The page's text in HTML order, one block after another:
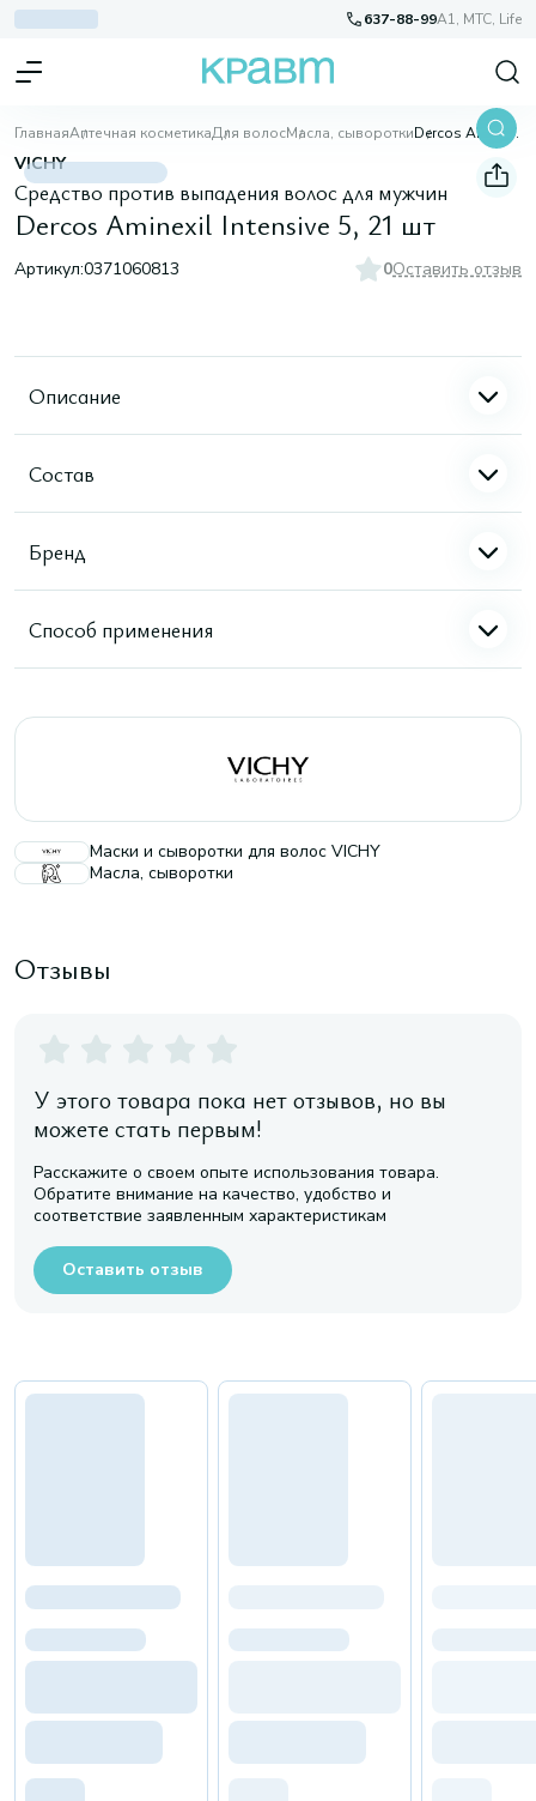
637-88-99A1, МТС, Life
ГлавнаяАптечная косметикаДля волосМасла, сыворотки Dercos Aminexil Intensive 5, 21 шт
VICHY
Средство против выпадения волос для мужчин
Dercos Aminexil Intensive 5, 21 шт
Артикул:0371060813 0Оставить отзыв
Описание
Состав
Бренд
Способ применения
Маски и сыворотки для волос VICHY
Масла, сыворотки
Отзывы
У этого товара пока нет отзывов, но вы
можете стать первым!
Расскажите о своем опыте использования товара.
Обратите внимание на качество, удобство и
соответствие заявленным характеристикам
Оставить отзыв